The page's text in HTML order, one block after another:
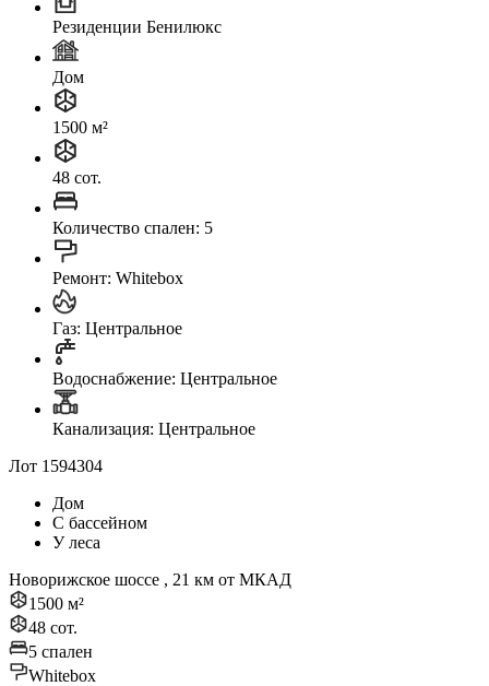
Резиденции Бенилюкс
Дом
1500 м²
48 сот.
Количество спален: 5
Ремонт: Whitebox
Газ: Центральное
Водоснабжение: Центральное
Канализация: Центральное
Лот 1594304
Дом
С бассейном
У леса
Новорижское шоссе , 21 км от МКАД
1500 м²
48 сот.
5 спален
Whitebox